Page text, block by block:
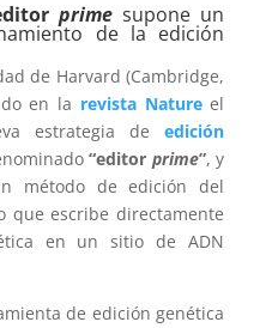
primesupone un
de la edición
de Harvard (Cambridge,
en la revista Natureel
estrategia de edición
“editor prime”, y
método de edición del
que escribe directamente
en un sitio de ADN
de edición genética